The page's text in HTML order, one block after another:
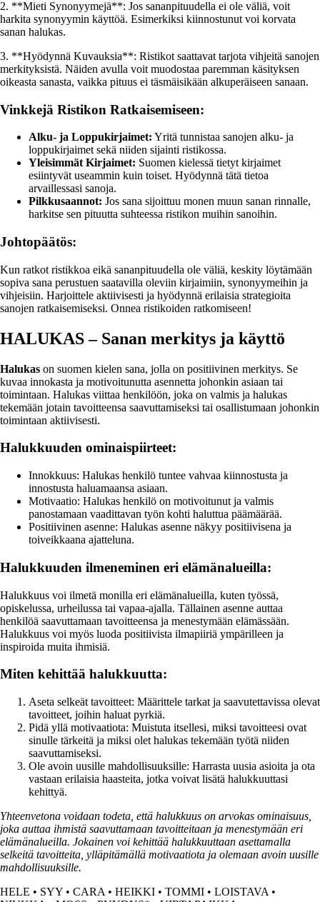
2. **Mieti Synonyymejä**: Jos sananpituudella ei ole väliä, voit
harkita synonyymin käyttöä. Esimerkiksi kiinnostunut voi korvata
sanan halukas.
3. **Hyödynnä Kuvauksia**: Ristikot saattavat tarjota vihjeitä sanojen
merkityksistä. Näiden avulla voit muodostaa paremman käsityksen
oikeasta sanasta, vaikka pituus ei täsmäisikään alkuperäiseen sanaan.
Vinkkejä Ristikon Ratkaisemiseen:
Alku- ja Loppukirjaimet: Yritä tunnistaa sanojen alku- ja
loppukirjaimet sekä niiden sijainti ristikossa.
Yleisimmät Kirjaimet: Suomen kielessä tietyt kirjaimet
esiintyvät useammin kuin toiset. Hyödynnä tätä tietoa
arvaillessasi sanoja.
Pilkkusaannot: Jos sana sijoittuu monen muun sanan rinnalle,
harkitse sen pituutta suhteessa ristikon muihin sanoihin.
Johtopäätös:
Kun ratkot ristikkoa eikä sananpituudella ole väliä, keskity löytämään
sopiva sana perustuen saatavilla oleviin kirjaimiin, synonyymeihin ja
vihjeisiin. Harjoittele aktiivisesti ja hyödynnä erilaisia strategioita
sanojen ratkaisemiseksi. Onnea ristikoiden ratkomiseen!
HALUKAS – Sanan merkitys ja käyttö
Halukas on suomen kielen sana, jolla on positiivinen merkitys. Se
kuvaa innokasta ja motivoitunutta asennetta johonkin asiaan tai
toimintaan. Halukas viittaa henkilöön, joka on valmis ja halukas
tekemään jotain tavoitteensa saavuttamiseksi tai osallistumaan johonkin
toimintaan aktiivisesti.
Halukkuuden ominaispiirteet:
Innokkuus: Halukas henkilö tuntee vahvaa kiinnostusta ja
innostusta haluamaansa asiaan.
Motivaatio: Halukas henkilö on motivoitunut ja valmis
panostamaan vaadittavan työn kohti haluttua päämäärää.
Positiivinen asenne: Halukas asenne näkyy positiivisena ja
toiveikkaana ajatteluna.
Halukkuuden ilmeneminen eri elämänalueilla:
Halukkuus voi ilmetä monilla eri elämänalueilla, kuten työssä,
opiskelussa, urheilussa tai vapaa-ajalla. Tällainen asenne auttaa
henkilöä saavuttamaan tavoitteensa ja menestymään elämässään.
Halukkuus voi myös luoda positiivista ilmapiiriä ympärilleen ja
inspiroida muita ihmisiä.
Miten kehittää halukkuutta:
Aseta selkeät tavoitteet: Määrittele tarkat ja saavutettavissa olevat
tavoitteet, joihin haluat pyrkiä.
Pidä yllä motivaatiota: Muistuta itsellesi, miksi tavoitteesi ovat
sinulle tärkeitä ja miksi olet halukas tekemään työtä niiden
saavuttamiseksi.
Ole avoin uusille mahdollisuuksille: Harrasta uusia asioita ja ota
vastaan erilaisia haasteita, jotka voivat lisätä halukkuuttasi
kehittyä.
Yhteenvetona voidaan todeta, että halukkuus on arvokas ominaisuus,
joka auttaa ihmistä saavuttamaan tavoitteitaan ja menestymään eri
elämänalueilla. Jokainen voi kehittää halukkuuttaan asettamalla
selkeitä tavoitteita, ylläpitämällä motivaatiota ja olemaan avoin uusille
mahdollisuuksille.
HELE • SYY • CARA • HEIKKI • TOMMI • LOISTAVA •